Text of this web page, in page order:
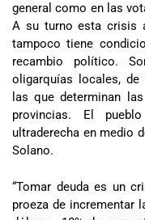
general como en las
A su turno esta crisis
tampoco tiene
recambio político.
oligarquías locales,
las que determinan
provincias. El
ultraderecha en medio
Solano.
“Tomar deuda es un
proeza de incrementar